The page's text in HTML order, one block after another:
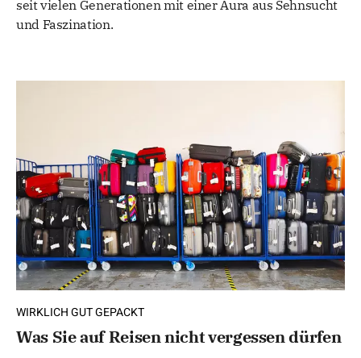
seit vielen Generationen mit einer Aura aus Sehnsucht
und Faszination.
WIRKLICH GUT GEPACKT
Was Sie auf Reisen nicht vergessen dürfen